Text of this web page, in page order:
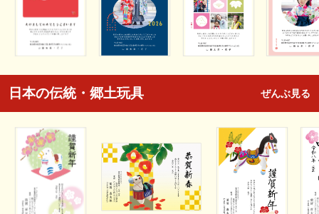
日本の伝統・郷土玩具 ぜんぶ見る